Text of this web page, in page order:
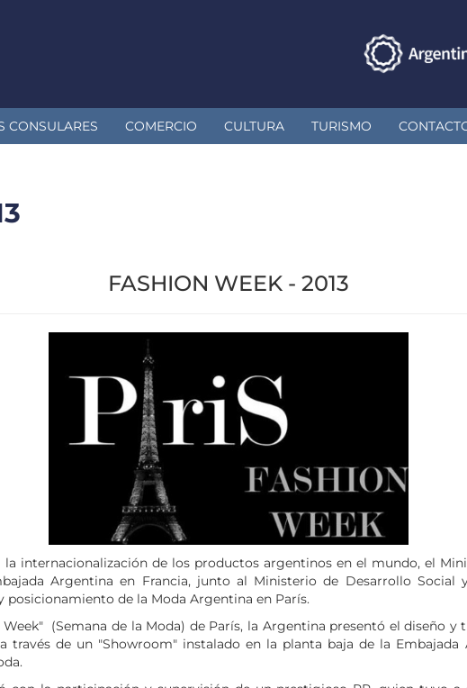
CONSULARES COMERCIO CULTURA TURISMO
FASHION WEEK - 2013
internacionalización de los productos argentinos en el mundo, el
Argentina en Francia, junto al Ministerio de Desarrollo
de la Moda Argentina en París.
(Semana de la Moda) de París, la Argentina presentó el diseño
través de un "Showroom" instalado en la planta baja de la